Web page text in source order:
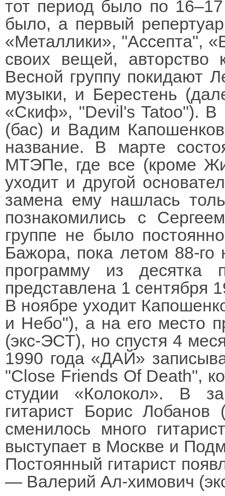
тот период было по
было, а первый
«Металлики», "Ассепта",
своих вещей, авторство
Весной группу покидают
музыки, и Берестень
«Скиф», "Devil's Tatoo"). В
(бас) и Вадим
название. В марте
МТЭПе, где все (кроме
уходит и другой
замена ему нашлась
познакомились с
группе не было
Бажора, пока летом 88-
программу из десятка
представлена 1 сентября
В ноябре уходит
и Небо"), а на его место
(экс-ЭСТ), но спустя 4
1990 года «ДАЙ»
"Close Friends Of Death",
студии «Колокол». В
гитарист Борис
сменилось много
выступает в Москве и
Постоянный гитарист
— Валерий Ал-химович